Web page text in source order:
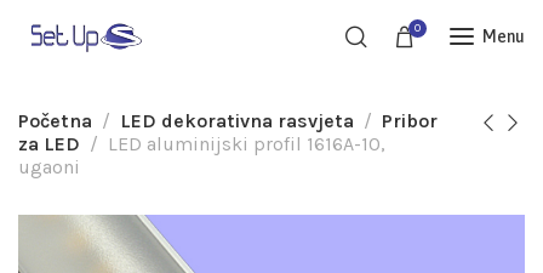
0 Menu
Početna LED dekorativna rasvjeta
Pribor
za LED
LED aluminijski profil 1616A-10,
ugaoni